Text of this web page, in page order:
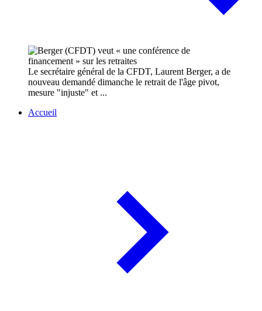
Le secrétaire général de la CFDT, Laurent Berger, a de
nouveau demandé dimanche le retrait de l'âge pivot,
mesure "injuste" et ...
Accueil